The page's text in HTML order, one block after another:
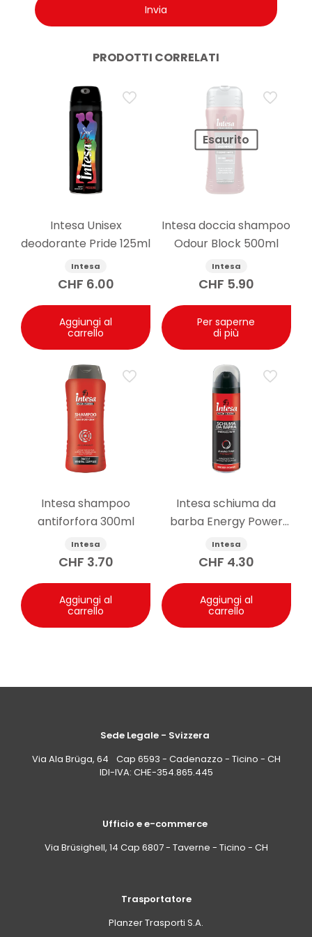
PRODOTTI CORRELATI
Intesa Unisex
deodorante Pride 125ml
Intesa
CHF 6.00
Aggiungi al
carrello
Esaurito
Intesa doccia shampoo
Odour Block 500ml
Intesa
CHF 5.90
Per saperne
di più
Intesa shampoo
antiforfora 300ml
Intesa
CHF 3.70
Aggiungi al
carrello
Intesa schiuma da
barba Energy Power
300ml
Intesa
CHF 4.30
Aggiungi al
carrello
Sede Legale - Svizzera
Via Ala Brüga, 64 Cap 6593 - Cadenazzo - Ticino - CH
IDI-IVA: CHE-354.865.445
Ufficio e e-commerce
Via Brüsighell, 14 Cap 6807 - Taverne - Ticino - CH
Trasportatore
Planzer Trasporti S.A.